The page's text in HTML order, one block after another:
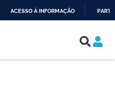
ACESSO À INFORMAÇÃO